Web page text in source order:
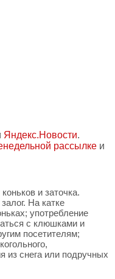
Яндекс.Новости.
рассылке и
и заточка.
На катке
употребление
с клюшками и
посетителям;
из снега или подручных